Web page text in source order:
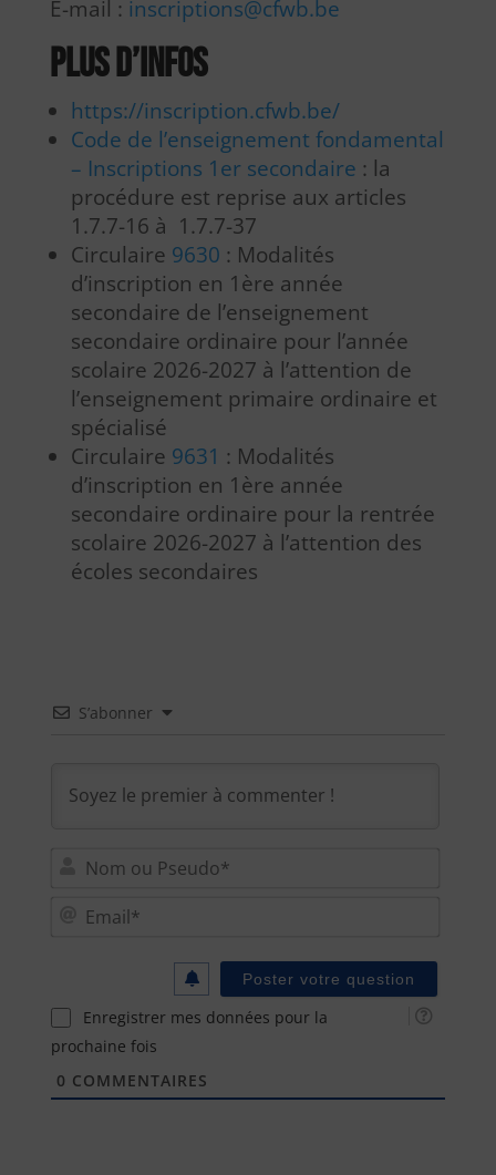
E-mail : inscriptions@cfwb.be
Plus d’infos
https://inscription.cfwb.be/
Code de l’enseignement fondamental
– Inscriptions 1er secondaire : la
procédure est reprise aux articles
1.7.7-16 à 1.7.7-37
Circulaire 9630 : Modalités
d’inscription en 1ère année
secondaire de l’enseignement
secondaire ordinaire pour l’année
scolaire 2026-2027 à l’attention de
l’enseignement primaire ordinaire et
spécialisé
Circulaire 9631 : Modalités
d’inscription en 1ère année
secondaire ordinaire pour la rentrée
scolaire 2026-2027 à l’attention des
écoles secondaires
S’abonner
Enregistrer mes données pour la
prochaine fois
0 COMMENTAIRES